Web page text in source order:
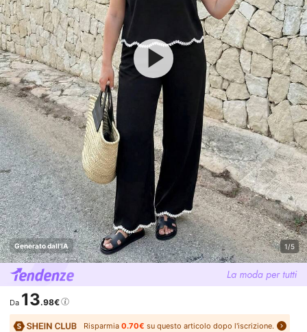
Generato dall'IA 1/5
Da 13.98€
Risparmia 0.70€ su questo articolo dopo l'iscrizione.